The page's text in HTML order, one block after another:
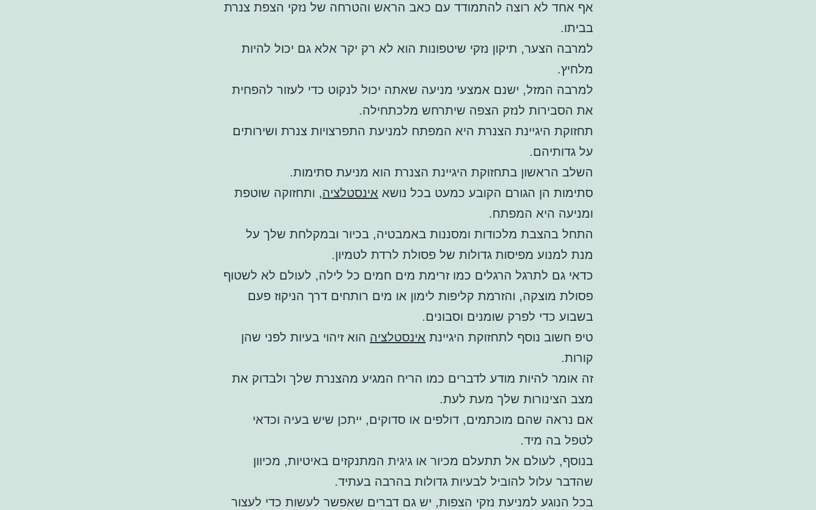
אף אחד לא רוצה להתמודד עם כאב הראש והטרחה של נזקי הצפת צנרת
בביתו.
למרבה הצער, תיקון נזקי שיטפונות הוא לא רק יקר אלא גם יכול להיות
מלחיץ.
למרבה המזל, ישנם אמצעי מניעה שאתה יכול לנקוט כדי לעזור להפחית
את הסבירות לנזק הצפה שיתרחש מלכתחילה.
תחזוקת היגיינת הצנרת היא המפתח למניעת התפרצויות צנרת ושירותים
על גדותיהם.
השלב הראשון בתחזוקת היגיינת הצנרת הוא מניעת סתימות.
סתימות הן הגורם הקובע כמעט בכל נושא אינסטלציה, ותחזוקה שוטפת
ומניעה היא המפתח.
התחל בהצבת מלכודות ומסננות באמבטיה, בכיור ובמקלחת שלך על
מנת למנוע מפיסות גדולות של פסולת לרדת לטמיון.
כדאי גם לתרגל הרגלים כמו זרימת מים חמים כל לילה, לעולם לא לשטוף
פסולת מוצקה, והזרמת קליפות לימון או מים רותחים דרך הניקוז פעם
בשבוע כדי לפרק שומנים וסבונים.
טיפ חשוב נוסף לתחזוקת היגיינת אינסטלציה הוא זיהוי בעיות לפני שהן
קורות.
זה אומר להיות מודע לדברים כמו הריח המגיע מהצנרת שלך ולבדוק את
מצב הצינורות שלך מעת לעת.
אם נראה שהם מוכתמים, דולפים או סדוקים, ייתכן שיש בעיה וכדאי
לטפל בה מיד.
בנוסף, לעולם אל תתעלם מכיור או גיגית המתנקזים באיטיות, מכיוון
שהדבר עלול להוביל לבעיות גדולות בהרבה בעתיד.
בכל הנוגע למניעת נזקי הצפות, יש גם דברים שאפשר לעשות כדי לעצור